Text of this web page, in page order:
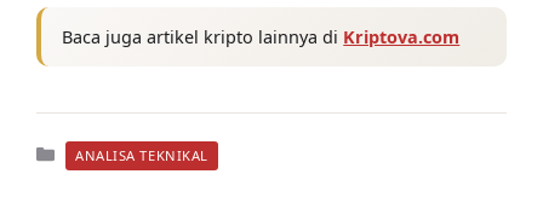
Baca juga artikel kripto lainnya di Kriptova.com
Kategori
ANALISA TEKNIKAL